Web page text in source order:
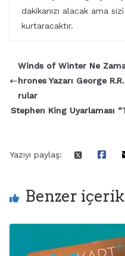
dakikanızı alacak ama
kurtaracaktır.
Winds of Winter Ne
hrones Yazarı George
rular
Stephen King Uyarlaması
Yazıyı paylaş:
Benzer